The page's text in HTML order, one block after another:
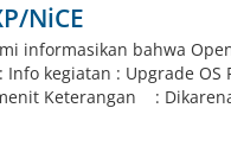
NiCE
informasikan bahwa
Info kegiatan : Upgrade
Keterangan :